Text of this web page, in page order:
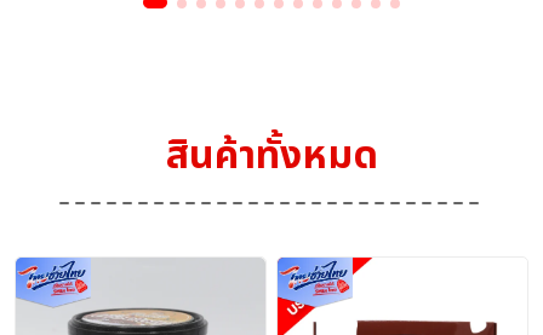
สินค้าทั้งหมด